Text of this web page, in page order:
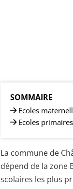
SOMMAIRE
Ecoles
Ecoles primaires
La commune de
dépend de la zone
scolaires les plus